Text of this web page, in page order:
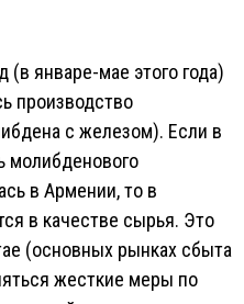
январе-мае этого года)
производство
с железом). Если в
молибденового
в Армении, то в
в качестве сырья. Это
(основных рынках сбыта
жесткие меры по